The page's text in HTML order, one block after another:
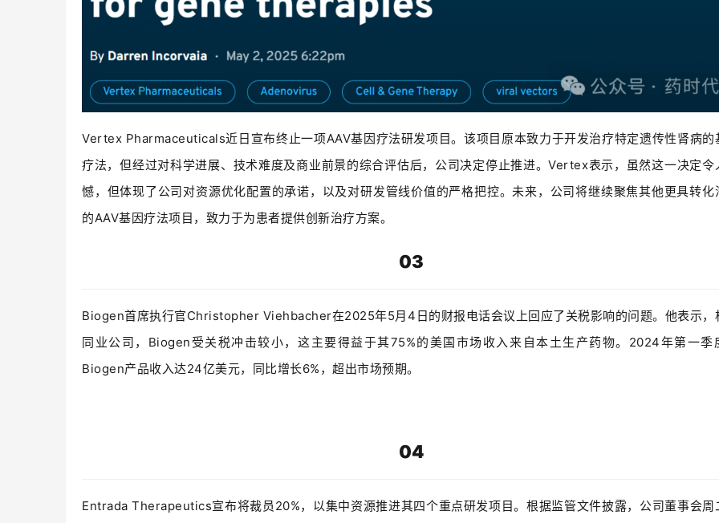
Vertex Pharmaceuticals近日宣布终止一项AAV基因疗法研发项目。该项目原本致力于开发治疗特定遗传性肾病的
疗法，但经过对科学进展、技术难度及商业前景的综合评估后，公司决定停止推进。Vertex表示，虽然这一决定令
憾，但体现了公司对资源优化配置的承诺，以及对研发管线价值的严格把控。未来，公司将继续聚焦其他更具转化
的AAV基因疗法项目，致力于为患者提供创新治疗方案。
03
Biogen首席执行官Christopher Viehbacher在2025年5月4日的财报电话会议上回应了关税影响的问题。他表示，
同业公司，Biogen受关税冲击较小，这主要得益于其75%的美国市场收入来自本土生产药物。2024年第一季
Biogen产品收入达24亿美元，同比增长6%，超出市场预期。
04
Entrada Therapeutics宣布将裁员20%，以集中资源推进其四个重点研发项目。根据监管文件披露，公司董事会周